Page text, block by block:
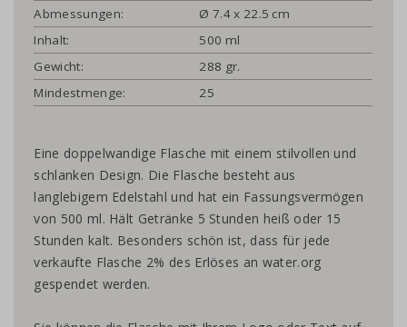
Abmessungen:
Ø 7.4 x 22.5 cm
Inhalt:
500 ml
Gewicht:
288 gr.
Mindestmenge:
25
Eine doppelwandige Flasche mit einem stilvollen und
schlanken Design. Die Flasche besteht aus
langlebigem Edelstahl und hat ein Fassungsvermögen
von 500 ml. Hält Getränke 5 Stunden heiß oder 15
Stunden kalt. Besonders schön ist, dass für jede
verkaufte Flasche 2% des Erlöses an water.org
gespendet werden.